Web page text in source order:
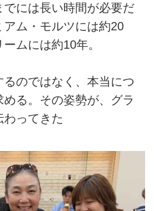
でには長い時間が必要だ
アム・モルツには約20
ムには約10年。
のではなく、本当につ
める。その姿勢が、グラ
わってきた